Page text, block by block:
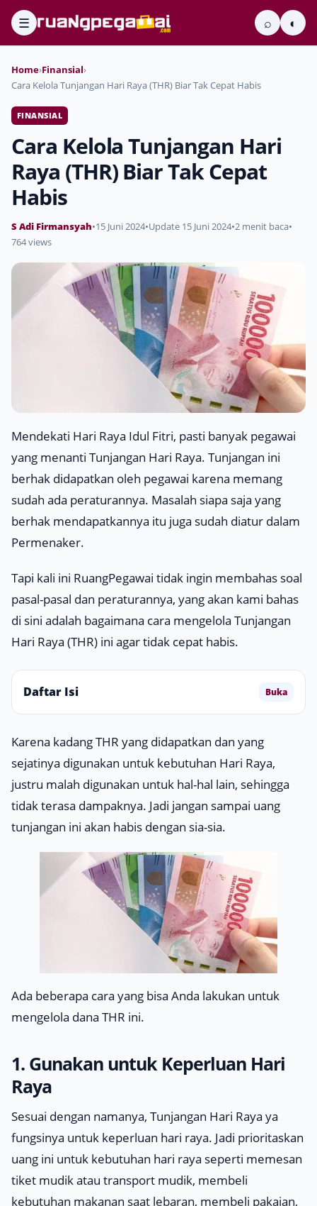
☰ ⌕ ◐
Home›Finansial›
Cara Kelola Tunjangan Hari Raya (THR) Biar Tak Cepat Habis
FINANSIAL
Cara Kelola Tunjangan Hari
Raya (THR) Biar Tak Cepat
Habis
S Adi Firmansyah•15 Juni 2024•Update 15 Juni 2024•2 menit baca•
764 views
Mendekati Hari Raya Idul Fitri, pasti banyak pegawai
yang menanti Tunjangan Hari Raya. Tunjangan ini
berhak didapatkan oleh pegawai karena memang
sudah ada peraturannya. Masalah siapa saja yang
berhak mendapatkannya itu juga sudah diatur dalam
Permenaker.
Tapi kali ini RuangPegawai tidak ingin membahas soal
pasal-pasal dan peraturannya, yang akan kami bahas
di sini adalah bagaimana cara mengelola Tunjangan
Hari Raya (THR) ini agar tidak cepat habis.
Daftar Isi Buka
Karena kadang THR yang didapatkan dan yang
sejatinya digunakan untuk kebutuhan Hari Raya,
justru malah digunakan untuk hal-hal lain, sehingga
tidak terasa dampaknya. Jadi jangan sampai uang
tunjangan ini akan habis dengan sia-sia.
Ada beberapa cara yang bisa Anda lakukan untuk
mengelola dana THR ini.
1. Gunakan untuk Keperluan Hari
Raya
Sesuai dengan namanya, Tunjangan Hari Raya ya
fungsinya untuk keperluan hari raya. Jadi prioritaskan
uang ini untuk kebutuhan hari raya seperti memesan
tiket mudik atau transport mudik, membeli
kebutuhan makanan saat lebaran, membeli pakaian,